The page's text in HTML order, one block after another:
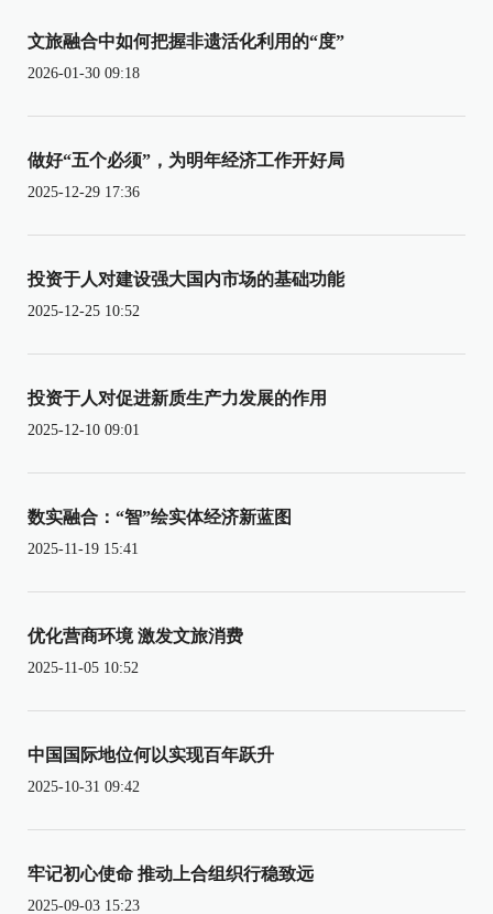
文旅融合中如何把握非遗活化利用的“度”
2026-01-30 09:18
做好“五个必须”，为明年经济工作开好局
2025-12-29 17:36
投资于人对建设强大国内市场的基础功能
2025-12-25 10:52
投资于人对促进新质生产力发展的作用
2025-12-10 09:01
数实融合：“智”绘实体经济新蓝图
2025-11-19 15:41
优化营商环境 激发文旅消费
2025-11-05 10:52
中国国际地位何以实现百年跃升
2025-10-31 09:42
牢记初心使命 推动上合组织行稳致远
2025-09-03 15:23